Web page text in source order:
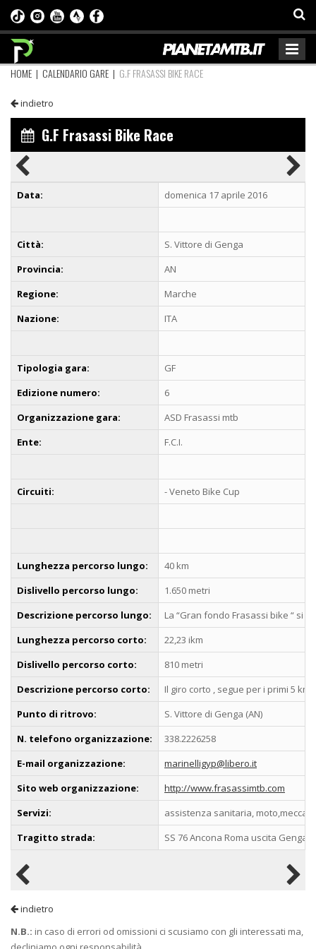
HOME | CALENDARIO GARE | G.F FRASASSI BIKE RACE
indietro
G.F Frasassi Bike Race
Data: domenica 17 aprile 2016
Città:
S. Vittore di Genga
Provincia:
AN
Regione:
Marche
Nazione:
ITA
Tipologia gara:
GF
Edizione numero:
6
Organizzazione gara:
ASD Frasassi mtb
Ente:
F.C.I.
Circuiti: - Veneto Bike Cup
Lunghezza percorso lungo:
40 km
Dislivello percorso lungo:
1.650 metri
Descrizione percorso lungo:
La “Gran fondo Frasassi bike “ si
Lunghezza percorso corto:
22,23 ikm
Dislivello percorso corto:
810 metri
Descrizione percorso corto:
Il giro corto , segue per i primi 5
Punto di ritrovo:
S. Vittore di Genga (AN)
N. telefono organizzazione:
338.2226258
E-mail organizzazione:
marinelligyp@libero.it
Sito web organizzazione:
http://www.frasassimtb.com
Servizi:
assistenza sanitaria,
Tragitto strada:
SS 76 Ancona Roma uscita Genga
indietro
N.B.: in caso di errori od omissioni ci scusiamo con gli interessati ma,